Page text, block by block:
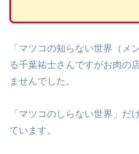
「マツコの知らない世界（メ
る千葉祐士さんですがお肉の
ませんでした。
「マツコのしらない世界」だ
ています。